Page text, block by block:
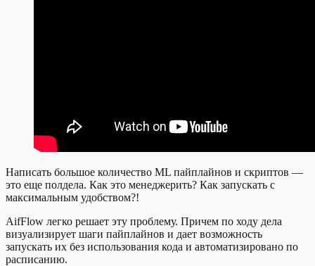
Написать большое количество ML пайплайнов и скриптов —
это еще полдела. Как это менеджерить? Как запускать с
максимальным удобством?!
AifFlow легко решает эту проблему. Причем по ходу дела
визуализирует шаги пайплайнов и дает возможность
запускать их без использования кода и автоматизировано по
расписанию.